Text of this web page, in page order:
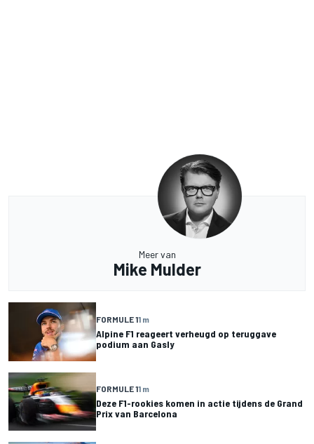
Meer van
Mike Mulder
FORMULE 11 m
Alpine F1 reageert verheugd op teruggave
podium aan Gasly
FORMULE 11 m
Deze F1-rookies komen in actie tijdens de Grand
Prix van Barcelona